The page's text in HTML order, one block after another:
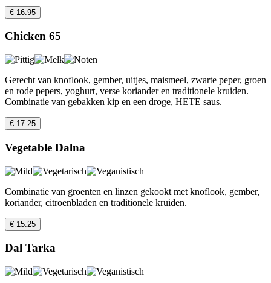
€ 16.95
Chicken 65
Gerecht van knoflook, gember, uitjes, maismeel, zwarte peper, groen
en rode pepers, yoghurt, verse koriander en traditionele kruiden.
Combinatie van gebakken kip en een droge, HETE saus.
€ 17.25
Vegetable Dalna
Combinatie van groenten en linzen gekookt met knoflook, gember,
koriander, citroenbladen en traditionele kruiden.
€ 15.25
Dal Tarka